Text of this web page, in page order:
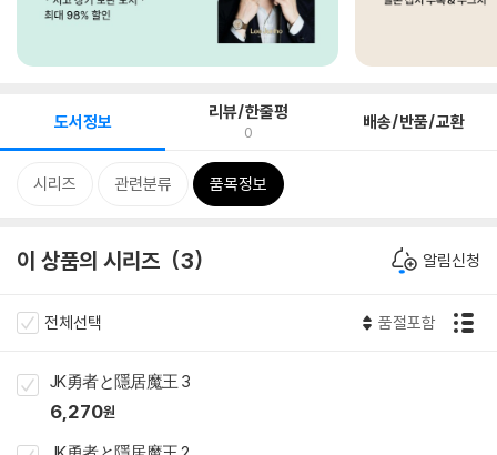
도서정보 리뷰/한줄평
0 배송/반품/교환
시리즈 관련분류 품목정보
이 상품의 시리즈 3 알림신청
전체선택 품절포함
JK勇者と隱居魔王 3
6,270원